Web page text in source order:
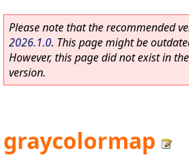
Please note that the recommended
2026.1.0. This page might be
However, this page did not exist in
version.
graycolormap